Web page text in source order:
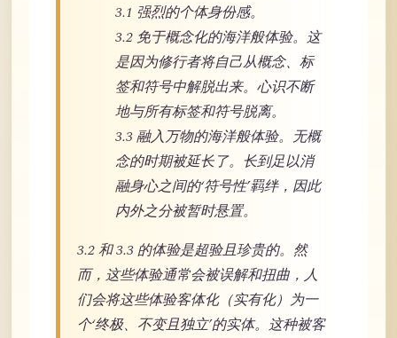
3.1 强烈的个体身份感。
3.2 免于概念化的海洋般体验。这
是因为修行者将自己从概念、标
签和符号中解脱出来。心识不断
地与所有标签和符号脱离。
3.3 融入万物的海洋般体验。无概
念的时期被延长了。长到足以消
融身心之间的‘符号性’羁绊，因此
内外之分被暂时悬置。
3.2 和 3.3 的体验是超验且珍贵的。然
而，这些体验通常会被误解和扭曲，人
们会将这些体验客体化（实有化）为一
个‘终极、不变且独立’的实体。这种被客